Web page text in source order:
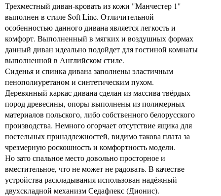
Трехместный диван-кровать из кожи "Манчестер 1"
выполнен в стиле Soft Line. Отличительной
особенностью данного дивана является легкость и
комфорт. Выполненный в мягких и воздушных формах
данный диван идеально подойдет для гостиной комнаты
выполненной в Английском стиле.
Сиденья и спинка дивана заполнены эластичным
пенополиуретаном и синтетическим пухом.
Деревянный каркас дивана сделан из массива твёрдых
пород древесины, опоры выполнены из полимерных
материалов польского, либо собственного белорусского
производства. Немного огорчает отсутствие ящика для
постельных принадлежностей, видимо такова плата за
чрезмерную роскошность и комфортность модели.
Но зато спальное место довольно просторное и
вместительное, что не может не радовать. В качестве
устройства раскладывания использован надёжный
двухскладной механизм Седафлекс (Дионис).